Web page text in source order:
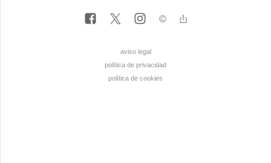
aviso legal
política de privacidad
política de cookies